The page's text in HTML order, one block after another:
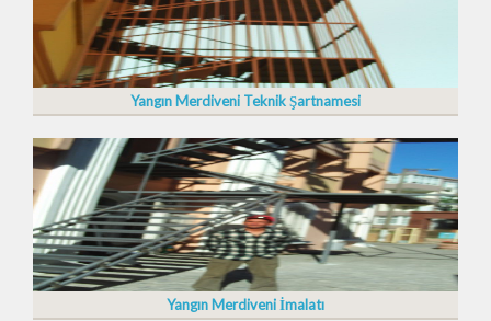
Yangın Merdiveni Teknik Şartnamesi
Yangın Merdiveni İmalatı